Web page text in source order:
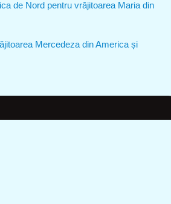
de Nord pentru vrăjitoarea Maria din
Mercedeza din America și